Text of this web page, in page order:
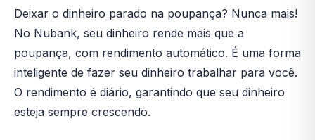
Deixar o dinheiro parado na poupança? Nunca mais!
No Nubank, seu dinheiro rende mais que a
poupança, com rendimento automático. É uma forma
inteligente de fazer seu dinheiro trabalhar para você.
O rendimento é diário, garantindo que seu dinheiro
esteja sempre crescendo.